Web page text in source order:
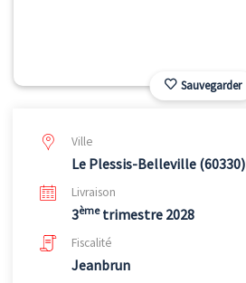
Sauvegarder
Ville
Le Plessis-Belleville (60330)
Livraison
3èmetrimestre 2028
Fiscalité
Jeanbrun